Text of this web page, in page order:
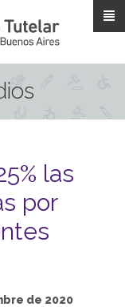
las
por
de 2020